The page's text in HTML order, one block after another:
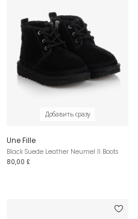
Добавить сразу
Une Fille
Black Suede Leather Neumel II Boots
80,00 £